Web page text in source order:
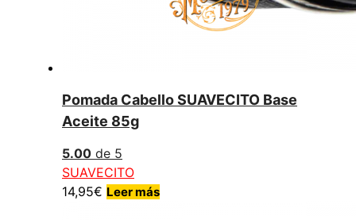
Pomada Cabello SUAVECITO Base
Aceite 85g
5.00 de 5
SUAVECITO
14,95€ Leer más